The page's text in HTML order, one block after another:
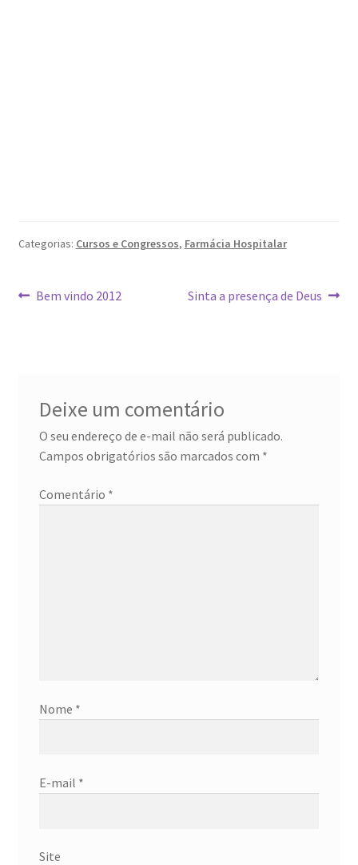
Categorias: Cursos e Congressos, Farmácia Hospitalar
Navegação
Post
Bem vindo 2012
Próximo
Sinta a presença de Deus
Deixe um comentário
O seu endereço de e-mail não será publicado.
Campos obrigatórios são marcados com *
Comentário *
Nome *
E-mail *
Site